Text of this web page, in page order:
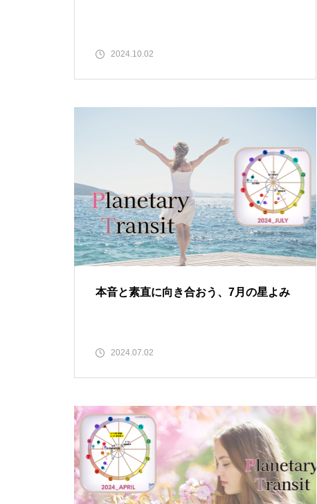
2024.10.02
本音と素直に向き合おう、7月の星よみ
2024.07.02